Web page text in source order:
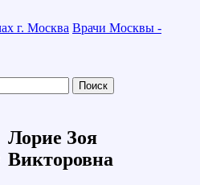
Врачи Москвы -
Лорие Зоя
Викторовна